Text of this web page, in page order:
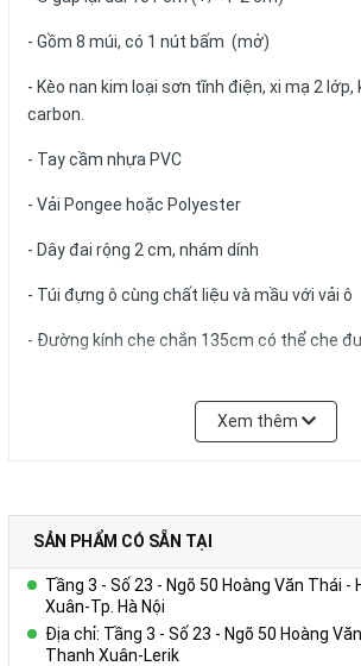
- Gồm 8 múi, có 1 nút bấm (mở)
- Kèo nan kim loại sơn tĩnh điện, xi mạ 2
carbon.
- Tay cầm nhựa PVC
- Vải Pongee hoặc Polyester
- Dây đai rộng 2 cm, nhám dính
- Túi đựng ô cùng chất liệu và mầu với vải ô
- Đường kính che chắn 135cm có thể che
Để biết thêm chi tiết, xin liên hệ:
DC: Số 23, ngõ 50 Hoàng Văn Thái, Khương
Nội
Hotline: 0978.552.388 ( Ms Uyên)
Xem thêm
SẢN PHẨM CÓ SẴN TẠI
Tầng 3 - Số 23 - Ngõ 50 Hoàng Văn Thái -
Xuân-Tp. Hà Nội
Địa chỉ: Tầng 3 - Số 23 - Ngõ 50 Hoàng
Thanh Xuân-Lerik